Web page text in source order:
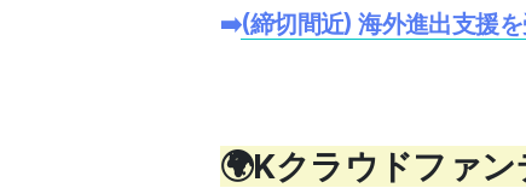
➡️(締切間近) 海外進出支援
🌍Kクラウドファ